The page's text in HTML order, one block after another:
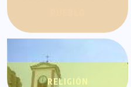
RELIGIÓN